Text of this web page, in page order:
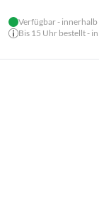
Verfügbar -
Bis 15 Uhr bestellt -